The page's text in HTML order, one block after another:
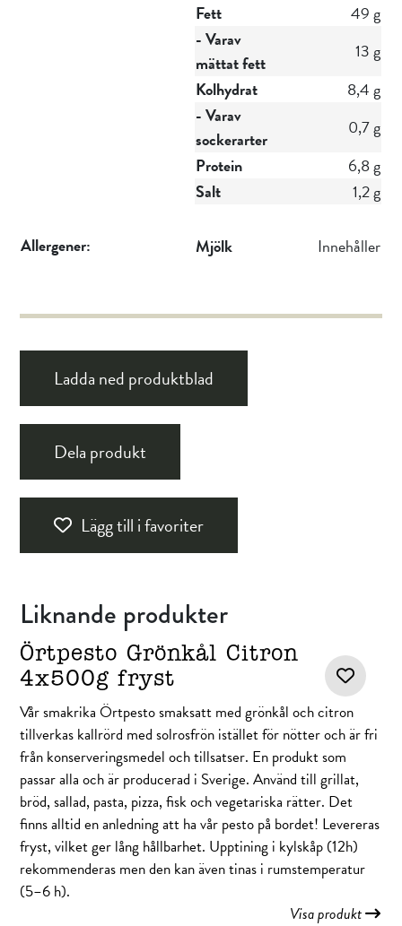
Fett
49 g
- Varav
mättat fett
13 g
Kolhydrat
8,4 g
- Varav
sockerarter
0,7 g
Protein
6,8 g
Salt
1,2 g
Allergener: Mjölk Innehåller
Ladda ned produktblad
Dela produkt
Lägg till i favoriter
Liknande produkter
Örtpesto Grönkål Citron
4x500g fryst
Vår smakrika Örtpesto smaksatt med grönkål och citron
tillverkas kallrörd med solrosfrön istället för nötter och är fri
från konserveringsmedel och tillsatser. En produkt som
passar alla och är producerad i Sverige. Använd till grillat,
bröd, sallad, pasta, pizza, fisk och vegetariska rätter. Det
finns alltid en anledning att ha vår pesto på bordet! Levereras
fryst, vilket ger lång hållbarhet. Upptining i kylskåp (12h)
rekommenderas men den kan även tinas i rumstemperatur
(5–6 h).
Visa produkt